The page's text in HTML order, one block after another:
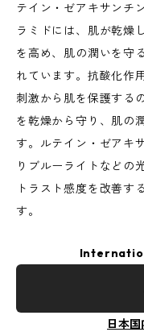
テイン・ゼアキサンチ
ラミドには、肌が乾燥
を高め、肌の潤いを守
れています。抗酸化作
刺激から肌を保護する
を乾燥から守り、肌の
す。ルテイン・ゼアキ
りブルーライトなどの
トラスト感度を改善す
す。
日本